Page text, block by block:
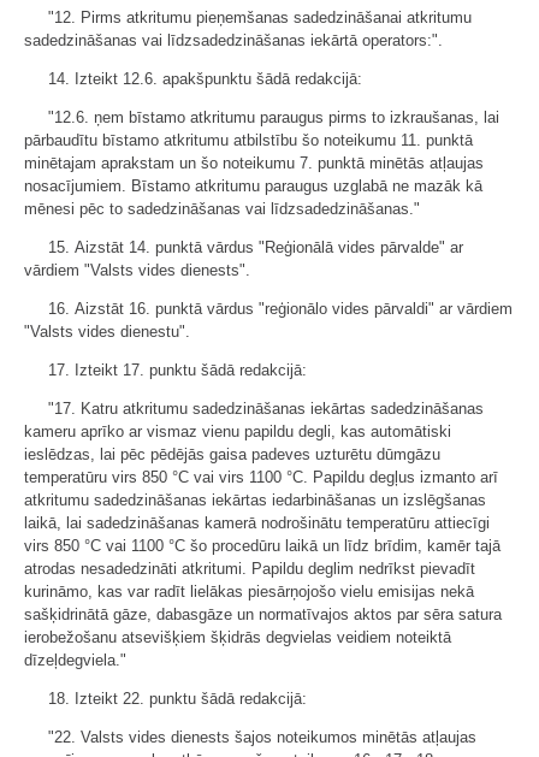
"12. Pirms atkritumu pieņemšanas sadedzināšanai atkritumu
sadedzināšanas vai līdzsadedzināšanas iekārtā operators:".
14. Izteikt 12.6. apakšpunktu šādā redakcijā:
"12.6. ņem bīstamo atkritumu paraugus pirms to izkraušanas, lai
pārbaudītu bīstamo atkritumu atbilstību šo noteikumu 11. punktā
minētajam aprakstam un šo noteikumu 7. punktā minētās atļaujas
nosacījumiem. Bīstamo atkritumu paraugus uzglabā ne mazāk kā
mēnesi pēc to sadedzināšanas vai līdzsadedzināšanas."
15. Aizstāt 14. punktā vārdus "Reģionālā vides pārvalde" ar
vārdiem "Valsts vides dienests".
16. Aizstāt 16. punktā vārdus "reģionālo vides pārvaldi" ar vārdiem
"Valsts vides dienestu".
17. Izteikt 17. punktu šādā redakcijā:
"17. Katru atkritumu sadedzināšanas iekārtas sadedzināšanas
kameru aprīko ar vismaz vienu papildu degli, kas automātiski
ieslēdzas, lai pēc pēdējās gaisa padeves uzturētu dūmgāzu
temperatūru virs 850 °C vai virs 1100 °C. Papildu degļus izmanto arī
atkritumu sadedzināšanas iekārtas iedarbināšanas un izslēgšanas
laikā, lai sadedzināšanas kamerā nodrošinātu temperatūru attiecīgi
virs 850 °C vai 1100 °C šo procedūru laikā un līdz brīdim, kamēr tajā
atrodas nesadedzināti atkritumi. Papildu deglim nedrīkst pievadīt
kurināmo, kas var radīt lielākas piesārņojošo vielu emisijas nekā
sašķidrinātā gāze, dabasgāze un normatīvajos aktos par sēra satura
ierobežošanu atsevišķiem šķidrās degvielas veidiem noteiktā
dīzeļdegviela."
18. Izteikt 22. punktu šādā redakcijā:
"22. Valsts vides dienests šajos noteikumos minētās atļaujas